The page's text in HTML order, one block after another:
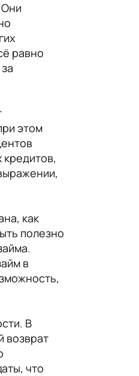
равно
этом
как
полезно
в
В
возврат
что